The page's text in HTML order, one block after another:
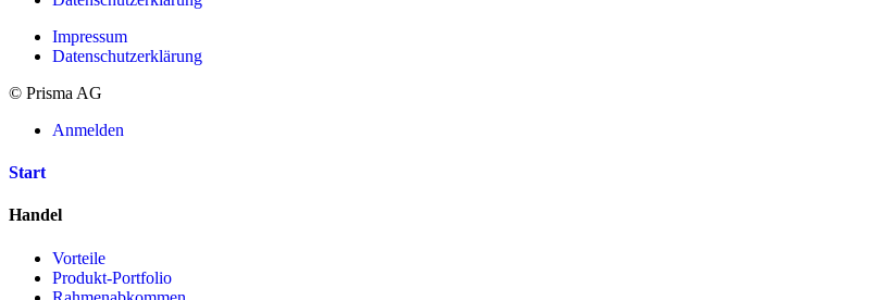
Impressum
Datenschutzerklärung
© Prisma AG
Anmelden
Start
Handel
Vorteile
Produkt-Portfolio